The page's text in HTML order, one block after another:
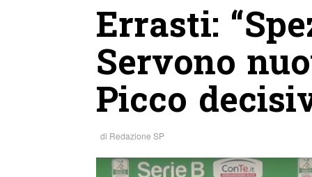
Errasti:
Servono
Picco
di Redazione SP